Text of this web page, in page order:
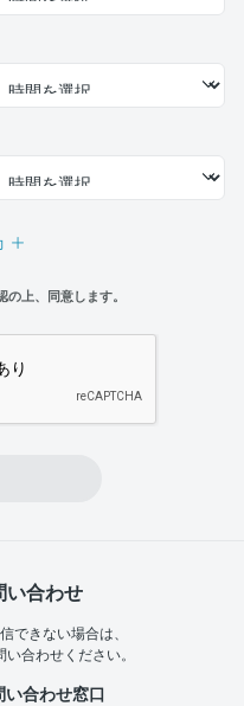
の上、同意します。
い合わせ
できない場合は、
合わせください。
い合わせ窓口